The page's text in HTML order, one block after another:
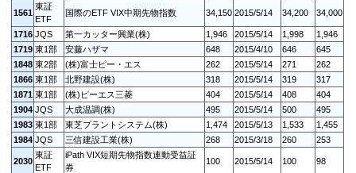
1561
東証
ETF
国際のETF VIX中期先物指数 34,150 2015/5/14 34,200 34,000
1716 JQS 第一カッター興業(株) 1,946 2015/5/14 1,998
1,946
1719 東1部 安藤ハザマ 648 2015/4/10 646
645
1848 東2部 (株)富士ピー・エス 262 2015/5/14 271
262
1866 東1部 北野建設(株) 318 2015/5/14 319
317
1871 東1部 (株)ピーエス三菱 404 2015/5/14 408
404
1904 JQS 大成温調(株) 495 2015/5/14 500
495
1983 東1部 東芝プラントシステム(株) 1,474 2015/5/13 1,533
1,455
1984 JQS 三信建設工業(株) 268 2015/3/18 260 253
2030
東証
ETF
iPath VIX短期先物指数連動受益証
券
100 2015/5/14 100 98